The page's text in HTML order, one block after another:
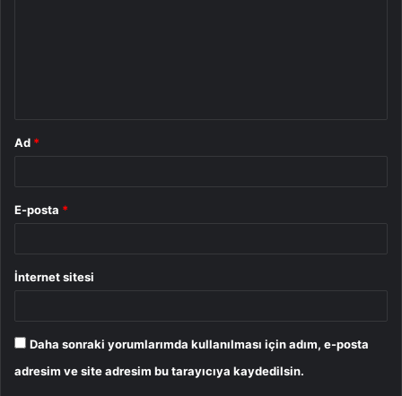
Ad *
E-posta *
İnternet sitesi
Daha sonraki yorumlarımda kullanılması için adım, e-posta
adresim ve site adresim bu tarayıcıya kaydedilsin.